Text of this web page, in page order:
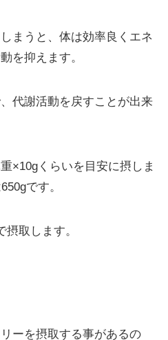
まうと、体は効率良くエネ
を抑えます。
代謝活動を戻すことが出来
×10gくらいを目安に摂しま
です。
取します。
ーを摂取する事があるの